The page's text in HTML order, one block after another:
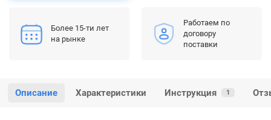
Более 15-ти лет
на рынке
Работаем по
договору
поставки
Описание Характеристики Инструкция 1